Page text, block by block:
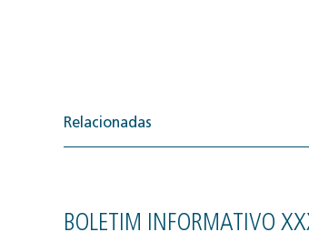
Relacionadas
BOLETIM INFORMATIVO